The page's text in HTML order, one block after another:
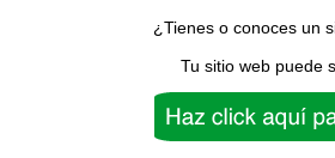
¿Tienes o conoces un
Tu sitio web puede